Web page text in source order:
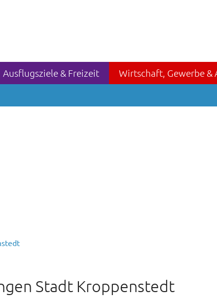
Ausflugsziele & Freizeit Wirtschaft, Gewerbe &
Stadt Kroppenstedt